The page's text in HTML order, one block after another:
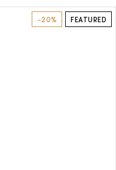
FEATURED
-20%